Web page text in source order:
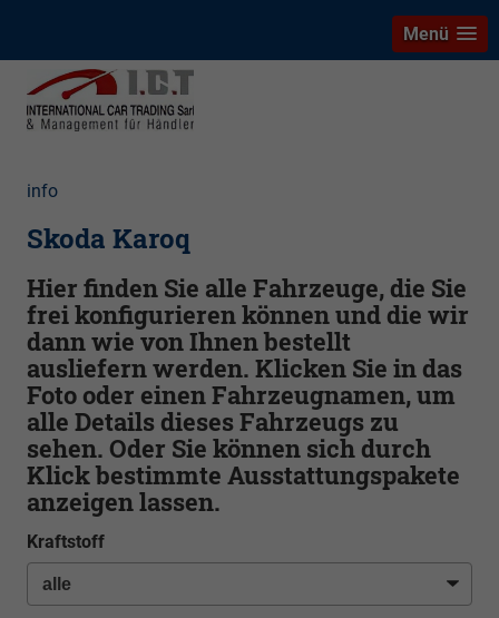
Menü
info
Skoda Karoq
Hier finden Sie alle Fahrzeuge, die Sie
frei konfigurieren können und die wir
dann wie von Ihnen bestellt
ausliefern werden. Klicken Sie in das
Foto oder einen Fahrzeugnamen, um
alle Details dieses Fahrzeugs zu
sehen. Oder Sie können sich durch
Klick bestimmte Ausstattungspakete
anzeigen lassen.
Kraftstoff